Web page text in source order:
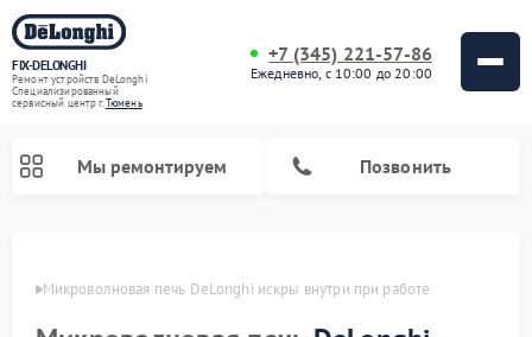
FIX-DELONGHI
Ремонт устройств DeLonghi
Специализированный
cервисный центр г.Тюмень
+7 (345) 221-57-86
Ежедневно, с 10:00 до 20:00
Мы ремонтируем Позвонить
Микроволновая печь DeLonghi искры внутри при работе